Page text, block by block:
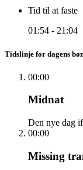
Tid til at faste
01:54 - 21:04
Tidslinje for dagens
00:00
Midnat
Den nye dag
00:00
Missing